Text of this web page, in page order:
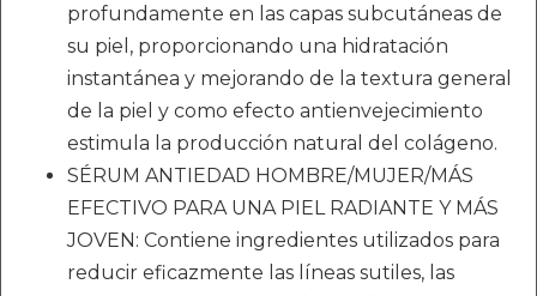
profundamente en las capas subcutáneas de
su piel, proporcionando una hidratación
instantánea y mejorando de la textura general
de la piel y como efecto antienvejecimiento
estimula la producción natural del colágeno.
SÉRUM ANTIEDAD HOMBRE/MUJER/MÁS
EFECTIVO PARA UNA PIEL RADIANTE Y MÁS
JOVEN: Contiene ingredientes utilizados para
reducir eficazmente las líneas sutiles, las